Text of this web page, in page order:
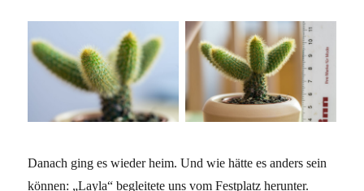
Danach ging es wieder heim. Und wie hätte es anders sein
können: „Layla“ begleitete uns vom Festplatz herunter.